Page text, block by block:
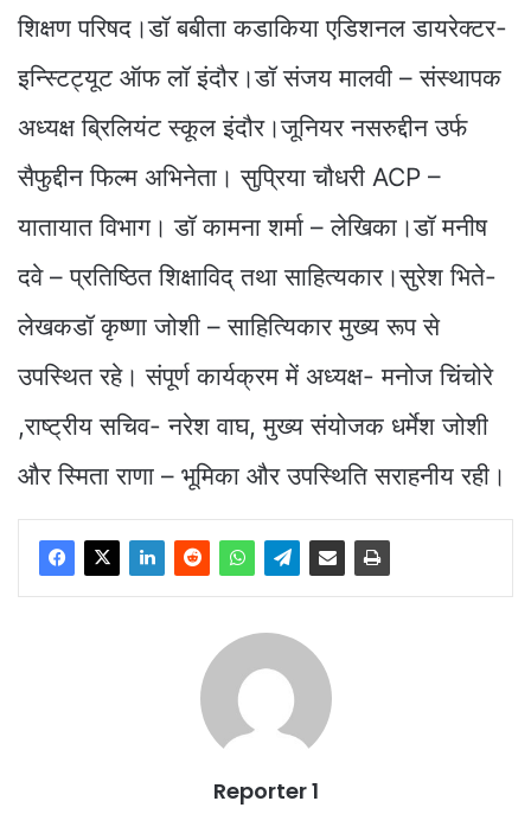
शिक्षण परिषद।डॉ बबीता कडाकिया एडिशनल डायरेक्टर-
इन्स्टिट्यूट ऑफ लॉ इंदौर।डॉ संजय मालवी – संस्थापक
अध्यक्ष ब्रिलियंट स्कूल इंदौर।जूनियर नसरुद्दीन उर्फ
सैफुद्दीन फिल्म अभिनेता। सुप्रिया चौधरी ACP –
यातायात विभाग। डॉ कामना शर्मा – लेखिका।डॉ मनीष
दवे – प्रतिष्ठित शिक्षाविद् तथा साहित्यकार।सुरेश भिते-
लेखकडॉ कृष्णा जोशी – साहित्यिकार मुख्य रूप से
उपस्थित रहे। संपूर्ण कार्यक्रम में अध्यक्ष- मनोज चिंचोरे
,राष्ट्रीय सचिव- नरेश वाघ, मुख्य संयोजक धर्मेश जोशी
और स्मिता राणा – भूमिका और उपस्थिति सराहनीय रही।
Reporter 1